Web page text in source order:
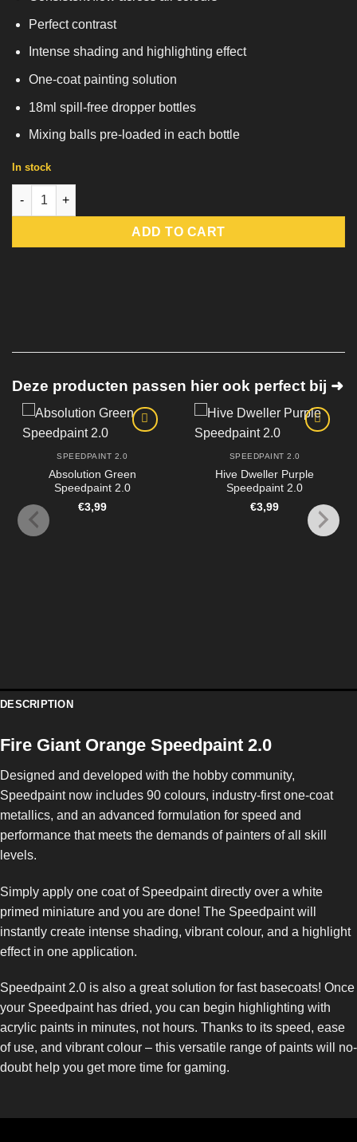
Perfect contrast
Intense shading and highlighting effect
One-coat painting solution
18ml spill-free dropper bottles
Mixing balls pre-loaded in each bottle
In stock
Fire Giant Orange Speedpaint 2.0 quantity
ADD TO CART
Deze producten passen hier ook perfect bij ➜
SPEEDPAINT 2.0
Absolution Green
Speedpaint 2.0
€3,99
SPEEDPAINT 2.0
Hive Dweller Purple
Speedpaint 2.0
€3,99
DESCRIPTION
Fire Giant Orange Speedpaint 2.0
Designed and developed with the hobby community,
Speedpaint now includes 90 colours, industry-first one-coat
metallics, and an advanced formulation for speed and
performance that meets the demands of painters of all skill
levels.
Simply apply one coat of Speedpaint directly over a white
primed miniature and you are done! The Speedpaint will
instantly create intense shading, vibrant colour, and a highlight
effect in one application.
Speedpaint 2.0 is also a great solution for fast basecoats! Once
your Speedpaint has dried, you can begin highlighting with
acrylic paints in minutes, not hours. Thanks to its speed, ease
of use, and vibrant colour – this versatile range of paints will no-
doubt help you get more time for gaming.